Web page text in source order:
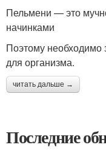
Пельмени — это
начинками
Поэтому необходимо
для организма.
читать дальше →
Последние